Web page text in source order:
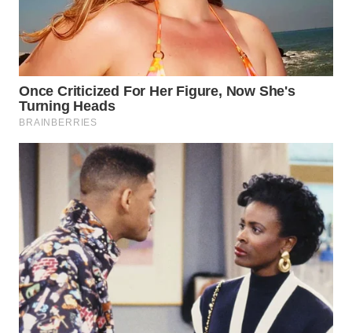
WAHANANEWS
WAHANANEWS
NET
WAHANA
UMKM
WAHANA
SELEB
WAHANA